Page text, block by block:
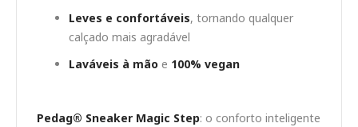
Leves e confortáveis, tornando qualquer
calçado mais agradável
Laváveis à mão e 100% vegan
Pedag® Sneaker Magic Step: o conforto inteligente